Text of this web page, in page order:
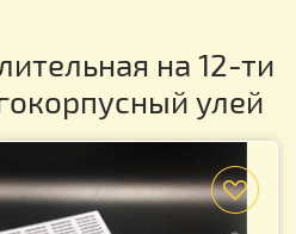
на 12-ти
улей